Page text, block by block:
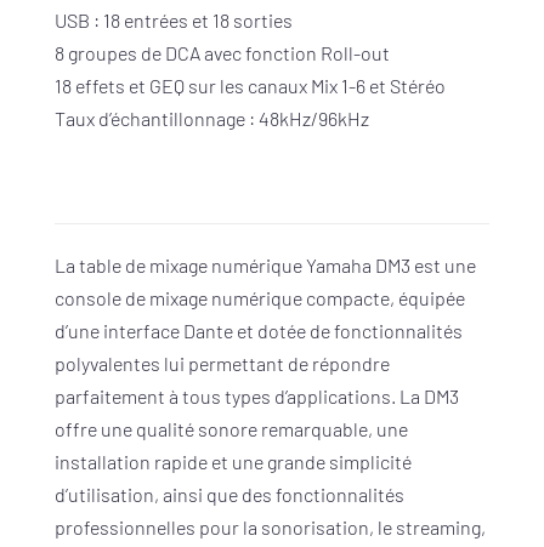
USB : 18 entrées et 18 sorties
8 groupes de DCA avec fonction Roll-out
18 effets et GEQ sur les canaux Mix 1-6 et Stéréo
Taux d’échantillonnage : 48kHz/96kHz
La table de mixage numérique Yamaha DM3 est une
console de mixage numérique compacte, équipée
d’une interface Dante et dotée de fonctionnalités
polyvalentes lui permettant de répondre
parfaitement à tous types d’applications. La DM3
offre une qualité sonore remarquable, une
installation rapide et une grande simplicité
d’utilisation, ainsi que des fonctionnalités
professionnelles pour la sonorisation, le streaming,